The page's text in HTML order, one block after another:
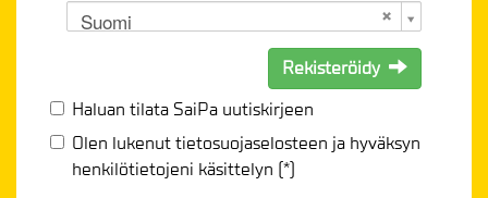
Suomi
Rekisteröidy
Haluan tilata SaiPa uutiskirjeen
Olen lukenuttietosuojaselosteen ja hyväksyn
henkilötietojeni käsittelyn (*)